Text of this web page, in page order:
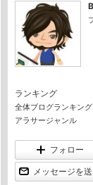
ランキング
全体ブログランキング
アラサージャンル
フォロー
メッセージを